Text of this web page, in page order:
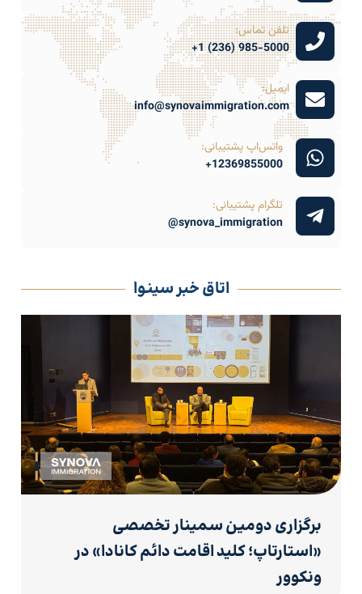
تلفن تماس:
985-5000 (236) 1+
ایمیل:
info@synovaimmigration.com
واتس‌اپ پشتیبانی:
12369855000+
تلگرام پشتیبانی:
synova_immigration@
اتاق خبر سینوا
برگزاری دومین سمینار تخصصی
«استارتاپ؛ کلید اقامت دائم کانادا» در
ونکوور